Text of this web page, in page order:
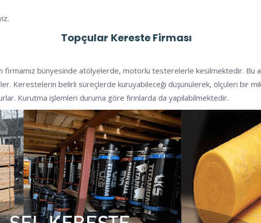
Topçular Kereste Firması
bünyesinde atölyelerde, motorlu testerelerle kesilmektedir. Bu
Kerestelerin belirli süreçlerde kuruyabileceği düşünülerek, ölçüleri bir
Kurutma işlemleri duruma göre fırınlarda da yapılabilmektedir.